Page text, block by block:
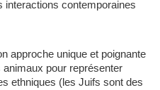
interactions contemporaines
approche unique et poignante
animaux pour représenter
ethniques (les Juifs sont des